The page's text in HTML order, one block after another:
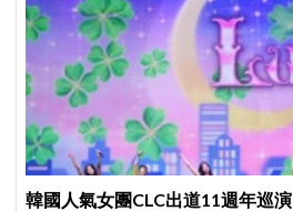
韓國人氣女團CLC出道11週年巡演 8月29日在港舉行演唱